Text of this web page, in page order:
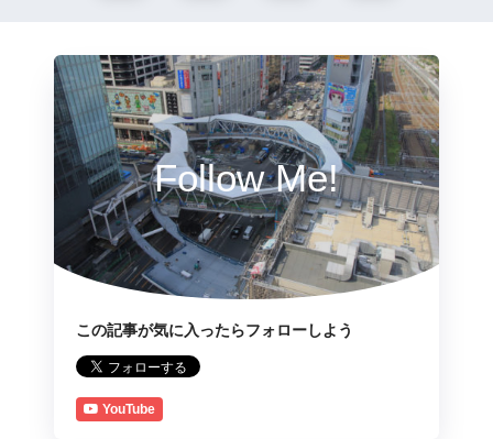
Follow Me!
この記事が気に入ったらフォローしよう
YouTube